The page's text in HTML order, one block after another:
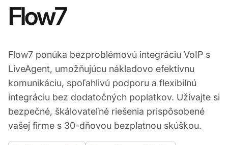
Flow7
Flow7 ponúka bezproblémovú integráciu VoIP s
LiveAgent, umožňujúcu nákladovo efektívnu
komunikáciu, spoľahlivú podporu a flexibilnú
integráciu bez dodatočných poplatkov. Užívajte si
bezpečné, škálovateľné riešenia prispôsobené
vašej firme s 30-dňovou bezplatnou skúškou.